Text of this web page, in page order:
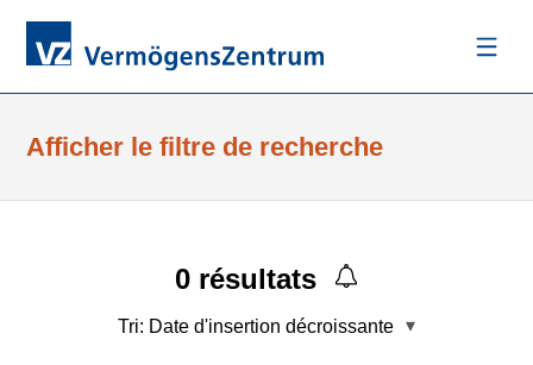
Afficher le filtre de recherche
0 résultats
Tri: Date d'insertion décroissante